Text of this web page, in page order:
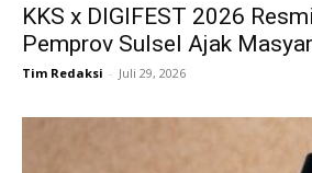
KKS x DIGIFEST 2026
Pemprov Sulsel Ajak
Tim Redaksi - Juli 29, 2026